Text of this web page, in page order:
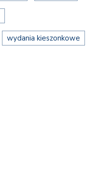
wydania kieszonkowe